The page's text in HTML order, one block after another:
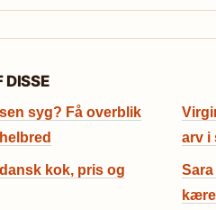
DISSE
syg? Få overblik
arv i
kok, pris og